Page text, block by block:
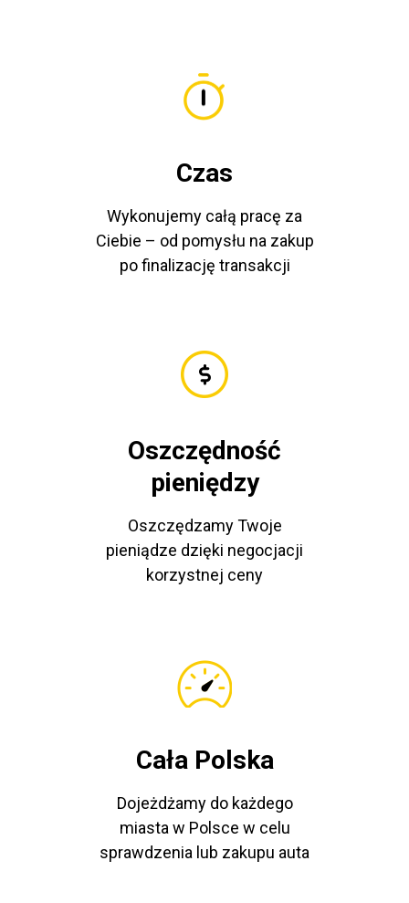
Czas
Wykonujemy całą pracę za
Ciebie – od pomysłu na zakup
po finalizację transakcji
Oszczędność
pieniędzy
Oszczędzamy Twoje
pieniądze dzięki negocjacji
korzystnej ceny
Cała Polska
Dojeżdżamy do każdego
miasta w Polsce w celu
sprawdzenia lub zakupu auta